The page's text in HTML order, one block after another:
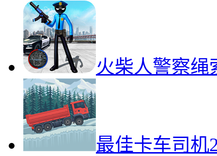
火柴人警察绳
最佳卡车司机